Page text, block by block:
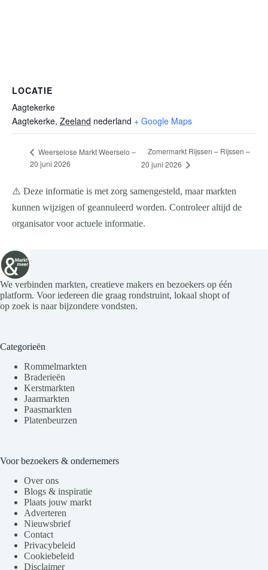
LOCATIE
Aagtekerke
Aagtekerke, Zeeland nederland + Google Maps
Weerselose Markt Weerselo –
20 juni 2026
Zomermarkt Rijssen – Rijssen –
20 juni 2026
⚠️ Deze informatie is met zorg samengesteld, maar markten
kunnen wijzigen of geannuleerd worden. Controleer altijd de
organisator voor actuele informatie.
We verbinden markten, creatieve makers en bezoekers op één
platform. Voor iedereen die graag rondstruint, lokaal shopt of
op zoek is naar bijzondere vondsten.
Categorieën
Rommelmarkten
Braderieën
Kerstmarkten
Jaarmarkten
Paasmarkten
Platenbeurzen
Voor bezoekers & ondernemers
Over ons
Blogs & inspiratie
Plaats jouw markt
Adverteren
Nieuwsbrief
Contact
Privacybeleid
Cookiebeleid
Disclaimer